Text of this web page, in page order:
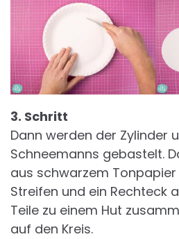
3. Schritt
Dann werden der Zylinder
Schneemanns gebastelt.
aus schwarzem
Streifen und ein Rechteck
Teile zu einem Hut
auf den Kreis.